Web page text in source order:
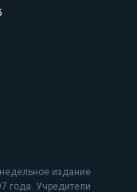
издание
года. Учредители